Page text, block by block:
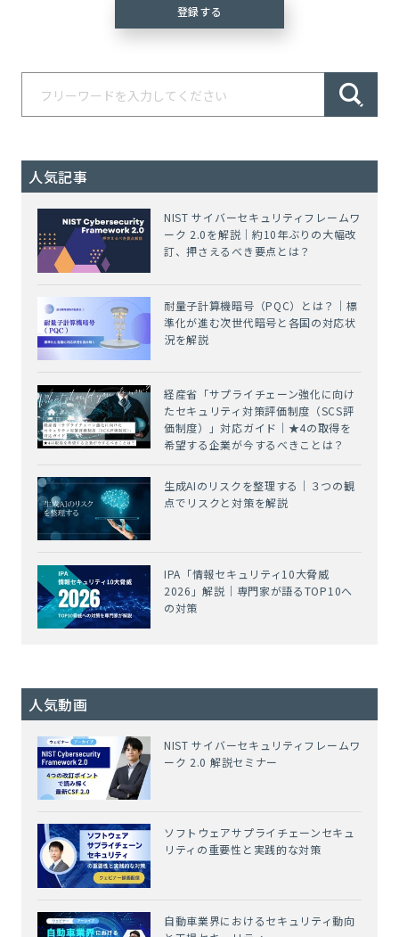
人気記事
NIST サイバーセキュリティフレームワ
ーク 2.0を解説｜約10年ぶりの大幅改
訂、押さえるべき要点とは？
耐量子計算機暗号（PQC）とは？｜標
準化が進む次世代暗号と各国の対応状
況を解説
経産省「サプライチェーン強化に向け
たセキュリティ対策評価制度（SCS評
価制度）」対応ガイド｜★4の取得を
希望する企業が今するべきことは？
生成AIのリスクを整理する｜３つの観
点でリスクと対策を解説
IPA「情報セキュリティ10大脅威
2026」解説｜専門家が語るTOP10へ
の対策
人気動画
NIST サイバーセキュリティフレームワ
ーク 2.0 解説セミナー
ソフトウェアサプライチェーンセキュ
リティの重要性と実践的な対策
自動車業界におけるセキュリティ動向